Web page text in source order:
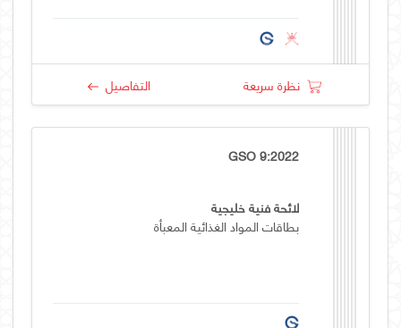
نظرة سريعة التفاصيل
GSO 9:2022
لائحة فنية خليجية
بطاقات المواد الغذائية المعبأة